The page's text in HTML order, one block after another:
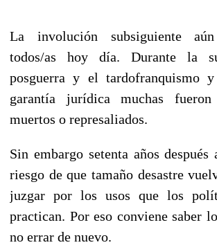
La involución subsiguiente
todos/as hoy día. Durante la
posguerra y el tardofranquismo
garantía jurídica muchas
muertos o represaliados.
Sin embargo setenta años después
riesgo de que tamaño desastre
juzgar por los usos que los
practican. Por eso conviene saber
no errar de nuevo.